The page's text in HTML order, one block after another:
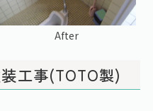
After
工事(TOTO製)